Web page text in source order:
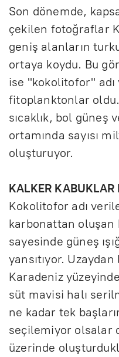
Son dönemde,
çekilen fotoğraflar
geniş alanların
ortaya koydu. Bu
ise "kokolitofor"
fitoplanktonlar
sıcaklık, bol güneş
ortamında sayısı
oluşturuyor.
KALKER KABUKLAR
Kokolitofor adı
karbonattan oluşan
sayesinde güneş
yansıtıyor. Uzaydan
Karadeniz
süt mavisi halı
ne kadar tek
seçilemiyor olsalar
üzerinde